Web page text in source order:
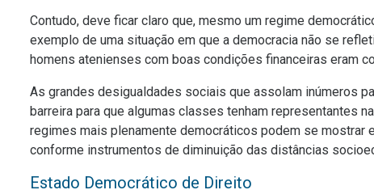
Contudo, deve ficar claro que, mesmo um regime
exemplo de uma situação em que a democracia não se
homens atenienses com boas condições financeiras eram
As grandes desigualdades sociais que assolam inúmeros
barreira para que algumas classes tenham representantes
regimes mais plenamente democráticos podem se mostrar
conforme instrumentos de diminuição das distâncias
Estado Democrático de Direito